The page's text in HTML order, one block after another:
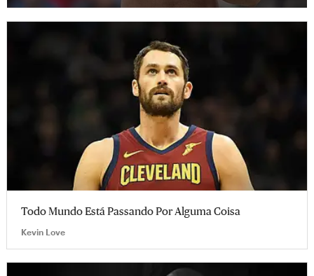
Todo Mundo Está Passando Por Alguma Coisa
Kevin Love